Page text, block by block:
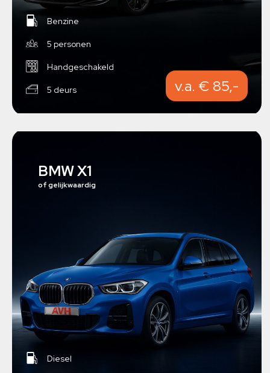
Benzine
5 personen
Handgeschakeld
5 deurs v.a. € 85,-
BMW X1
of gelijkwaardig
Diesel